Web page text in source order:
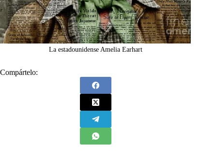
La estadounidense Amelia Earhart
Compártelo: